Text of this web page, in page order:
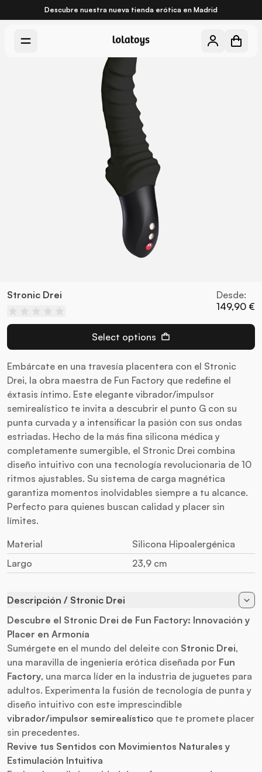
Descubre nuestra nueva tienda erótica en Madrid
Stronic Drei
Desde:
149,90 €
Embárcate en una travesía placentera con el Stronic
Drei, la obra maestra de Fun Factory que redefine el
éxtasis íntimo. Este elegante vibrador/impulsor
semirealístico te invita a descubrir el punto G con su
punta curvada y a intensificar la pasión con sus ondas
estriadas. Hecho de la más fina silicona médica y
completamente sumergible, el Stronic Drei combina
diseño intuitivo con una tecnología revolucionaria de 10
ritmos ajustables. Su sistema de carga magnética
garantiza momentos inolvidables siempre a tu alcance.
Perfecto para quienes buscan calidad y placer sin
límites.
Material
Silicona Hipoalergénica
Largo
23,9 cm
Select options
Descripción / Stronic Drei
Descubre el Stronic Drei de Fun Factory: Innovación y
Placer en Armonía
Sumérgete en el mundo del deleite con Stronic Drei,
una maravilla de ingeniería erótica diseñada por Fun
Factory, una marca líder en la industria de juguetes para
adultos. Experimenta la fusión de tecnología de punta y
diseño intuitivo con este imprescindible
vibrador/impulsor semirealístico que te promete placer
sin precedentes.
Revive tus Sentidos con Movimientos Naturales y
Estimulación Intuitiva